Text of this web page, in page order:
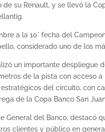
su Renault, y se llevó la
a la 10° fecha del
considerado uno de los
un importante despliegue
de la pista con acceso
del circuito, con
de la Copa Banco San
General del Banco, destacó
clientes y público en